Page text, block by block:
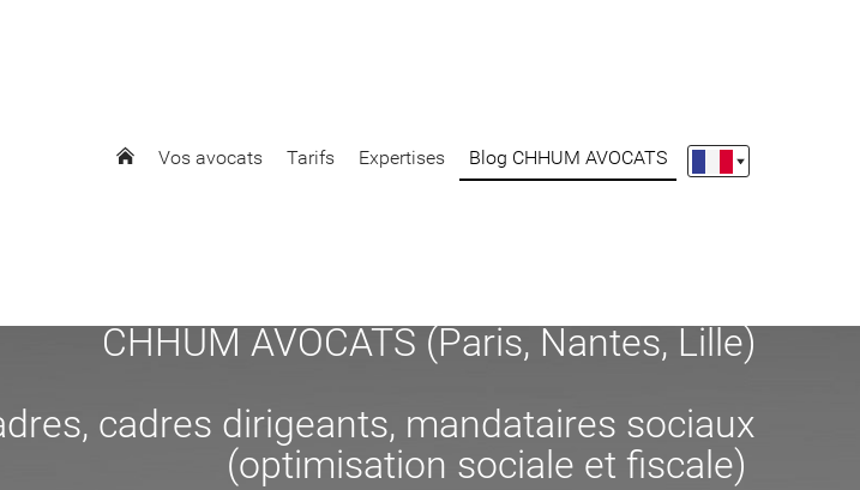
Vos avocats Tarifs Expertises Blog CHHUM AVOCATS
CHHUM AVOCATS (Paris, Nantes, Lille)
cadres dirigeants, mandataires sociaux
(optimisation sociale et fiscale)